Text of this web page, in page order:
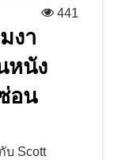
441
งา
หนัง
อน
บ Scott